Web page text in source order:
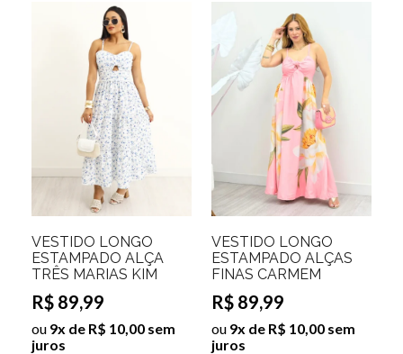
VESTIDO LONGO
ESTAMPADO ALÇA
TRÊS MARIAS KIM
R$ 89,99
ou 9x de R$ 10,00 sem
juros
VESTIDO LONGO
ESTAMPADO ALÇAS
FINAS CARMEM
R$ 89,99
ou 9x de R$ 10,00 sem
juros